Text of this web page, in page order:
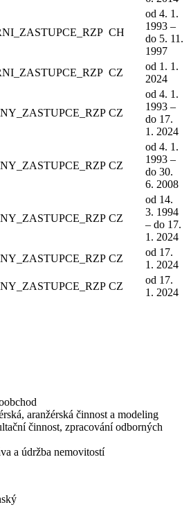
CH
od 4. 1.
1993 –
do 5. 11.
1997
CZ
od 1. 1.
2024
CZ
od 4. 1.
1993 –
do 17.
1. 2024
CZ
od 4. 1.
1993 –
do 30.
6. 2008
CZ
od 14.
3. 1994
– do 17.
1. 2024
CZ
od 17.
1. 2024
CZ
od 17.
1. 2024
aranžérská činnost a modeling
činnost, zpracování odborných
a údržba nemovitostí